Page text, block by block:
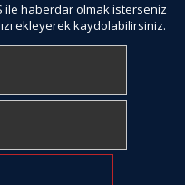
ile haberdar olmak isterseniz
ekleyerek kaydolabilirsiniz.